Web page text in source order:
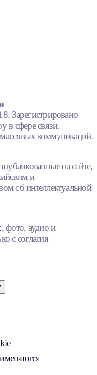
Зарегистрировано
в сфере связи,
коммуникаций.
на сайте,
и
об интеллектуальной
фото, аудио и
с согласия